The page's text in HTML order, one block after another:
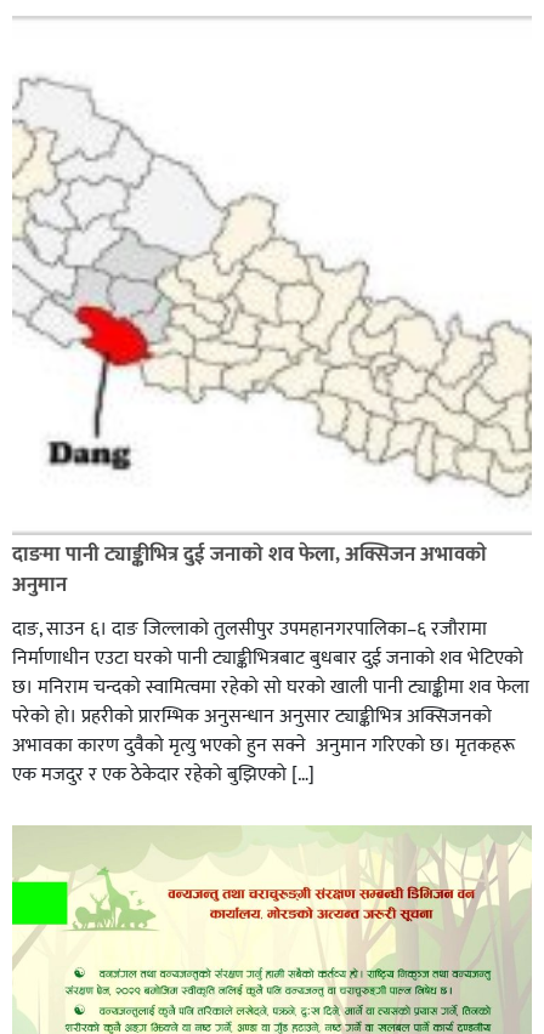
दाङमा पानी ट्याङ्कीभित्र दुई जनाको शव फेला, अक्सिजन अभावकाे
अनुमान
दाङ, साउन ६। दाङ जिल्लाको तुलसीपुर उपमहानगरपालिका–६ रजौरामा
निर्माणाधीन एउटा घरको पानी ट्याङ्कीभित्रबाट बुधबार दुई जनाको शव भेटिएको
छ। मनिराम चन्दको स्वामित्वमा रहेको सो घरको खाली पानी ट्याङ्कीमा शव फेला
परेको हो। प्रहरीकाे प्रारम्भिक अनुसन्धान अनुसार ट्याङ्कीभित्र अक्सिजनको
अभावका कारण दुवैको मृत्यु भएको हुन सक्ने अनुमान गरिएको छ। मृतकहरू
एक मजदुर र एक ठेकेदार रहेको बुझिएको […]